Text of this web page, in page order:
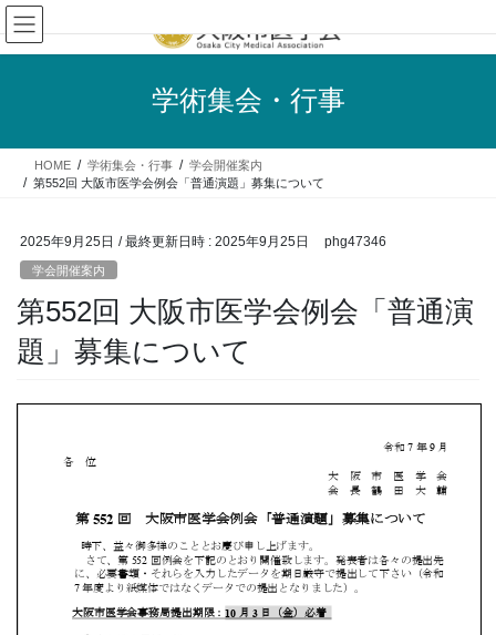
コ
ン
テ
ス
ナ
ビ
ゲ
ン
学術集会・行事
HOME 学術集会・行事
学会開催案内
第552回 大阪市医学会例会「普通演題」募集について
2025年9月25日 / 最終更新日時 : 2025年9月25日 phg47346
学会開催案内
第552回 大阪市医学会例会「普通演
題」募集について